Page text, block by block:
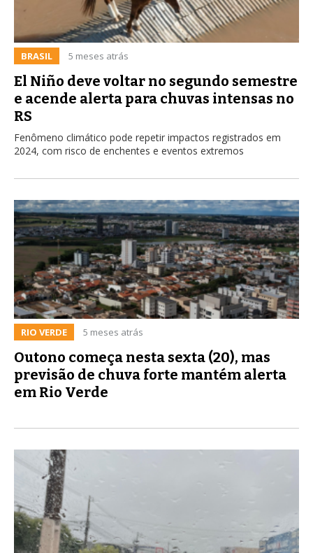
BRASIL 5 meses atrás
El Niño deve voltar no segundo semestre
e acende alerta para chuvas intensas no
RS
Fenômeno climático pode repetir impactos registrados em
2024, com risco de enchentes e eventos extremos
RIO VERDE 5 meses atrás
Outono começa nesta sexta (20), mas
previsão de chuva forte mantém alerta
em Rio Verde